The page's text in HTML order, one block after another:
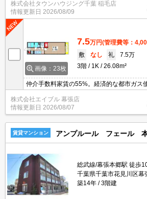
株式会社タウンハウジング千葉 稲毛店
情報更新日 2026/08/09
画像：23枚
7.5万円(管理費等：
敷
なし 礼
7.5万
3階
1K 26.08m²
仲介手数料家賃の55%。経済的な都市ガス
ン。2口ガスコンロ付。浴室乾燥機付。イ
料。24時間セキュリティシステム。TVイ
スメの物件。
株式会社エイブル 幕張店
情報更新日 2026/08/07
賃貸マンション アンプルール フェール
総武線/幕張本郷駅 徒歩
千葉県千葉市花見川区幕
築14年
3階建